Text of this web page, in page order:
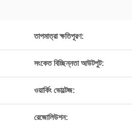
তাপমাত্রা ক্ষতিপূরণ:
সংকেত বিচ্ছিন্নতা আউটপুট:
ওয়ার্কিং ভোল্টেজ:
রেজোলিউশন: